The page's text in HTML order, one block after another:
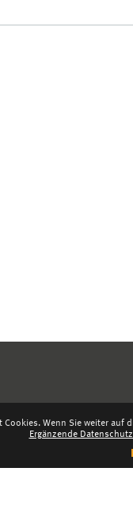
Cookies. Wenn Sie weiter
Ergänzende